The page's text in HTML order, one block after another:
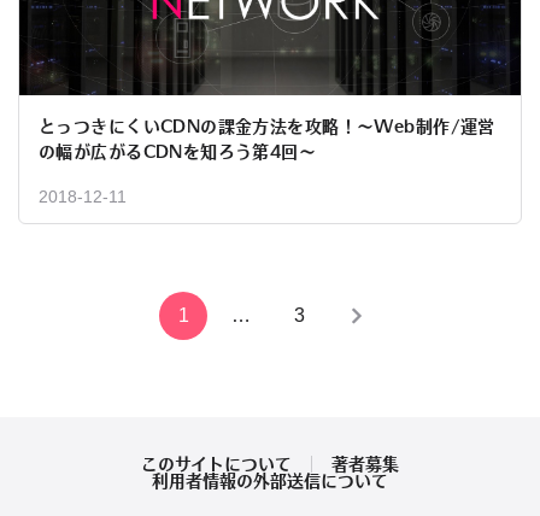
とっつきにくいCDNの課金方法を攻略！〜Web制作/運営
の幅が広がるCDNを知ろう第4回〜
2018-12-11
1 … 3
このサイトについて
著者募集
利用者情報の外部送信について